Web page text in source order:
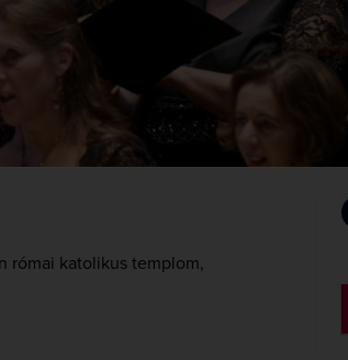
római katolikus templom,